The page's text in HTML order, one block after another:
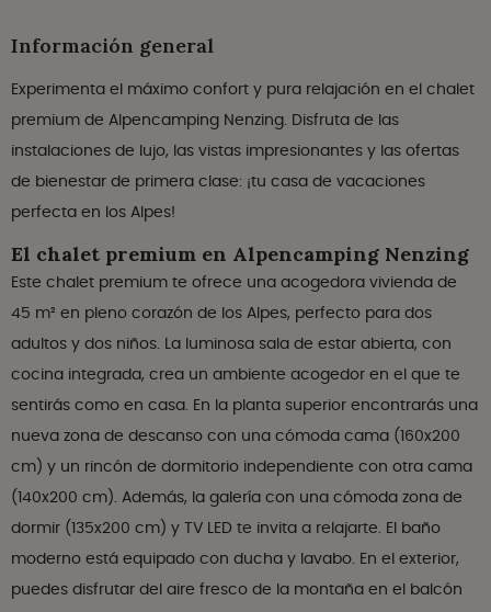
Información general
Experimenta el máximo confort y pura relajación en el chalet
premium de Alpencamping Nenzing. Disfruta de las
instalaciones de lujo, las vistas impresionantes y las ofertas
de bienestar de primera clase: ¡tu casa de vacaciones
perfecta en los Alpes!
El chalet premium en Alpencamping Nenzing
Este chalet premium te ofrece una acogedora vivienda de
45 m² en pleno corazón de los Alpes, perfecto para dos
adultos y dos niños. La luminosa sala de estar abierta, con
cocina integrada, crea un ambiente acogedor en el que te
sentirás como en casa. En la planta superior encontrarás una
nueva zona de descanso con una cómoda cama (160x200
cm) y un rincón de dormitorio independiente con otra cama
(140x200 cm). Además, la galería con una cómoda zona de
dormir (135x200 cm) y TV LED te invita a relajarte. El baño
moderno está equipado con ducha y lavabo. En el exterior,
puedes disfrutar del aire fresco de la montaña en el balcón